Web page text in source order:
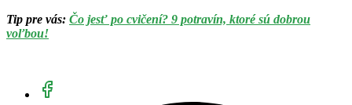
Tip pre vás: Čo jesť po cvičení? 9 potravín, ktoré sú dobrou
voľbou!